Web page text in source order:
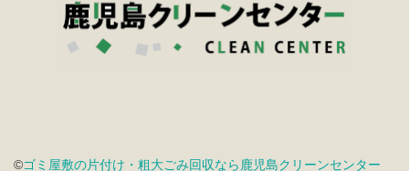
©ゴミ屋敷の片付け・粗大ごみ回収なら鹿児島クリーンセンター